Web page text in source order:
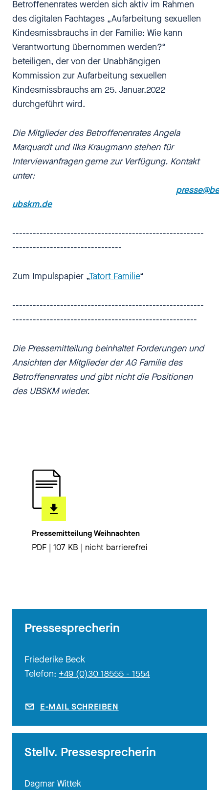
Betroffenenrates werden sich aktiv im Rahmen
des digitalen Fachtages „Aufarbeitung sexuellen
Kindesmissbrauchs in der Familie: Wie kann
Verantwortung übernommen werden?“
beteiligen, der von der Unabhängigen
Kommission zur Aufarbeitung sexuellen
Kindesmissbrauchs am 25. Januar.2022
durchgeführt wird.
Die Mitglieder des Betroffenenrates Angela
Marquardt und Ilka Kraugmann stehen für
Interviewanfragen gerne zur Verfügung. Kontakt
unter:
ubskm.de
--------------------------------------------------------
--------------------------------
Zum Impulspapier „Tatort Familie“
--------------------------------------------------------
------------------------------------------------------
Die Pressemitteilung beinhaltet Forderungen und
Ansichten der Mitglieder der AG Familie des
Betroffenenrates und gibt nicht die Positionen
des UBSKM wieder.
Pressemitteilung Weihnachten
PDF | 107 KB | nicht barrierefrei
Pressesprecherin
Friederike Beck
Telefon: +49 (0)30 18555 - 1554
E-MAIL SCHREIBEN
Stellv. Pressesprecherin
Dagmar Wittek